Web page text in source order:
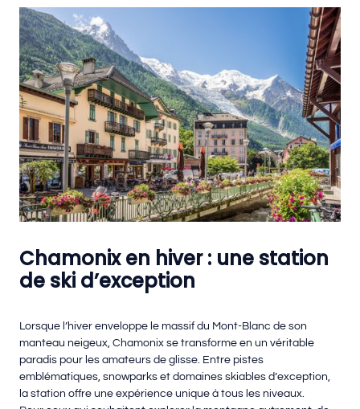
Chamonix en hiver : une station
de ski d’exception
Lorsque l’hiver enveloppe le massif du Mont-Blanc de son
manteau neigeux, Chamonix se transforme en un véritable
paradis pour les amateurs de glisse. Entre pistes
emblématiques, snowparks et domaines skiables d’exception,
la station offre une expérience unique à tous les niveaux.